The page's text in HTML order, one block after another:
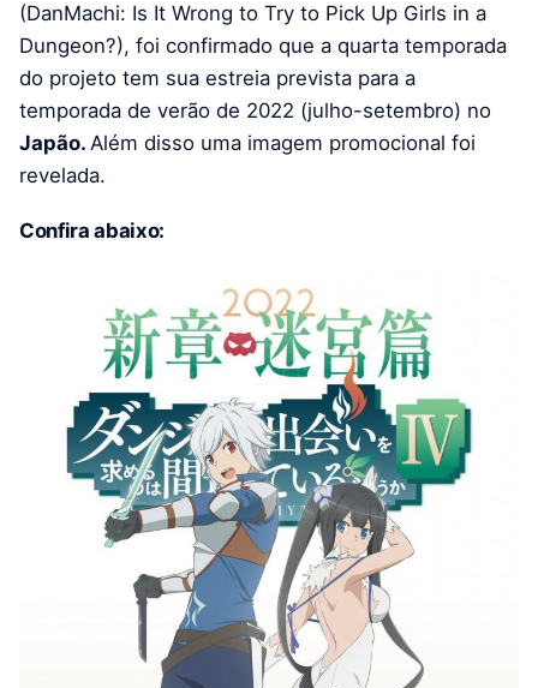
(DanMachi: Is It Wrong to Try to Pick Up Girls in a
Dungeon?), foi confirmado que a quarta temporada
do projeto tem sua estreia prevista para a
temporada de verão de 2022 (julho-setembro) no
Japão. Além disso uma imagem promocional foi
revelada.
Confira abaixo: